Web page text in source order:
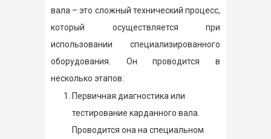
вала – это сложный технический процесс,
который осуществляется при
использовании специализированного
оборудования. Он проводится в
несколько этапов:
Первичная диагностика или
тестирование карданного вала.
Проводится она на специальном